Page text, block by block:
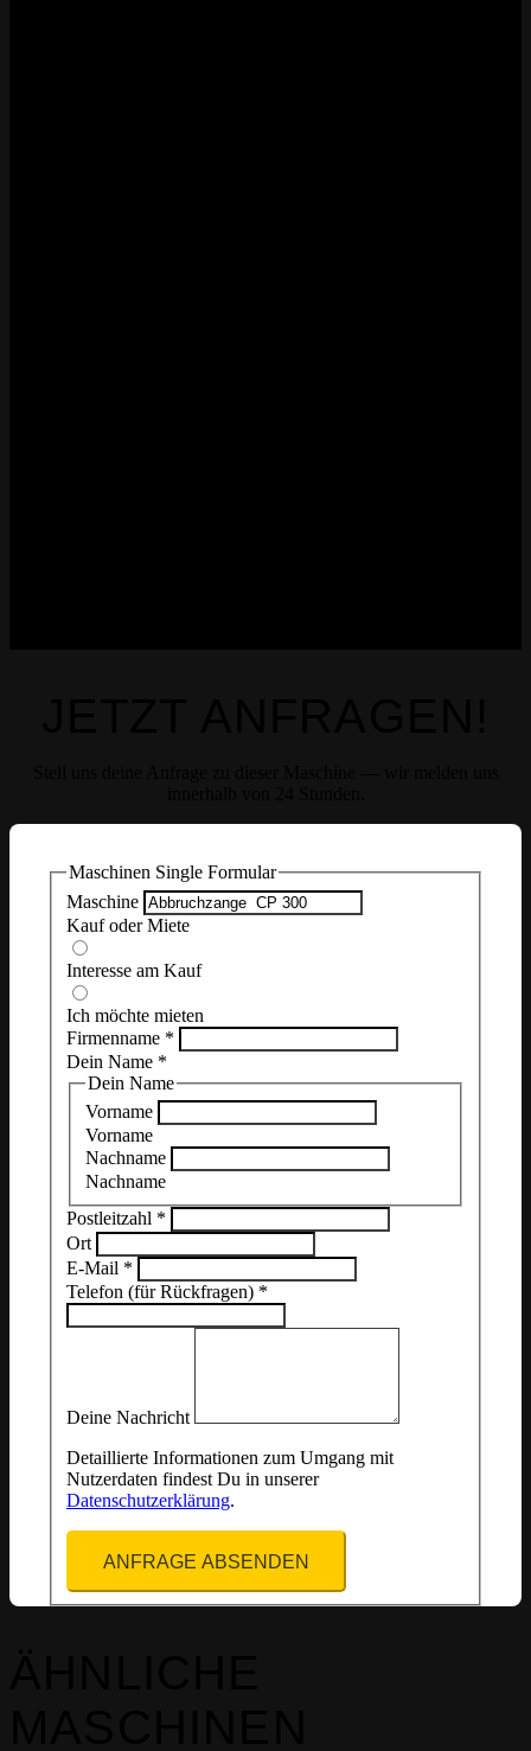
Maschinen Single Formular
Maschine
Kauf oder Miete
Interesse am Kauf
Ich möchte mieten
Firmenname *
Dein Name *
Dein Name
Vorname
Vorname
Nachname
Nachname
Postleitzahl *
Ort
E-Mail *
Telefon (für Rückfragen) *
Deine Nachricht
Detaillierte Informationen zum Umgang mit
Nutzerdaten findest Du in unserer
Datenschutzerklärung.
ANFRAGE ABSENDEN